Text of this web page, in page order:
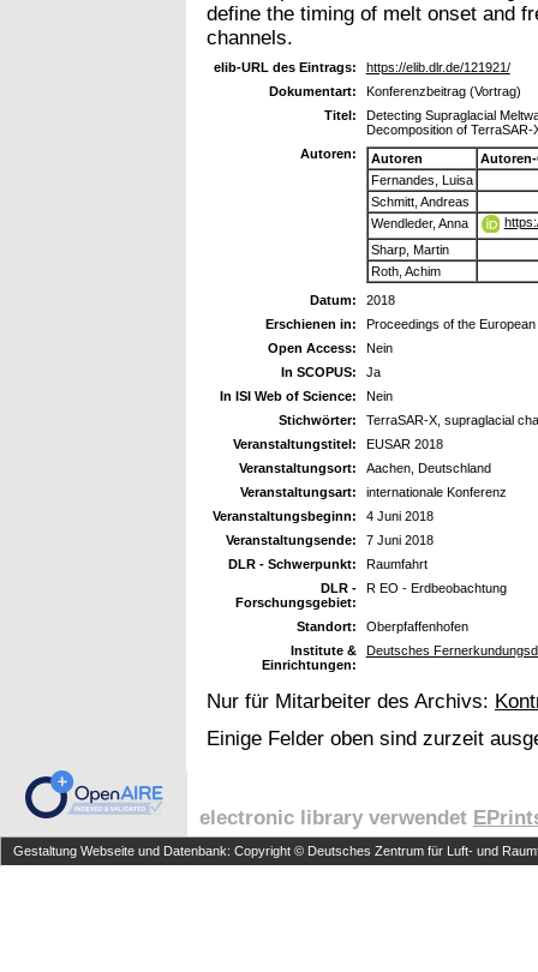
define the timing of melt onset and
channels.
elib-URL des Eintrags:
https://elib.dlr.de/121921/
Dokumentart:
Konferenzbeitrag (Vortrag)
Titel:
Detecting Supraglacial
Decomposition of TerraSAR-
Autoren:
Autoren
Autoren-
Fernandes, Luisa
Schmitt, Andreas
Wendleder, Anna
Sharp, Martin
Roth, Achim
Datum:
2018
Erschienen in:
Proceedings of the
Open Access:
Nein
In SCOPUS:
Ja
In ISI Web of Science:
Nein
Stichwörter:
TerraSAR-X, supraglacial
Veranstaltungstitel:
EUSAR 2018
Veranstaltungsort:
Aachen, Deutschland
Veranstaltungsart:
internationale Konferenz
Veranstaltungsbeginn:
4 Juni 2018
Veranstaltungsende:
7 Juni 2018
DLR - Schwerpunkt:
Raumfahrt
DLR -
Forschungsgebiet:
R EO - Erdbeobachtung
Standort:
Oberpfaffenhofen
Institute &
Einrichtungen:
Deutsches
Nur für Mitarbeiter des Archivs:
Einige Felder oben sind zurzeit
electronic library verwendet
Gestaltung Webseite und Datenbank: Copyright © Deutsches Zentrum für Luft- und